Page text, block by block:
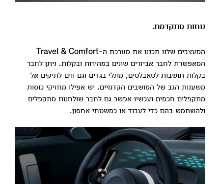
נוחות מתקדמת.
המעצבים שלנו תכננו את מערכת ה-Travel & Comfort
המאפשרת לחבר אביזרים שונים במהירות ובקלות. ניתן לחבר
בקלות תושבות לטאבלטים, מתלי בגדים וגם ווים לתיקים אל
משענות הגב של המושבים הקדמיים. יש אפילו מחזיקי כוסות
מתקפלים חכמים ועכשיו אפשר גם לחבר שולחנות מתקפלים
ולהשתמש בהם כדי לעבוד או כמשטחי אחסון.